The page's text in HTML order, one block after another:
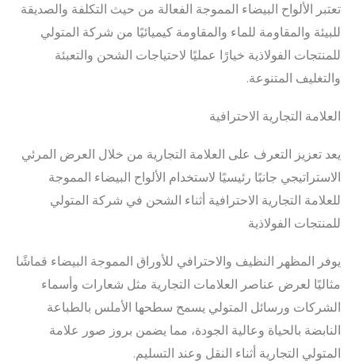
تعتبر الألواح البيضاء المموجة الفعالة من حيث التكلفة والصديقة
للبيئة والمقاومة للماء والمقاومة كيميائيًا من شركة المتولي
للمنتجات الفولاذية خيارًا عمليًا لاحتياجات الشحن والتعبئة
والتغليف المتنوعة.
العلامة التجارية الاحترافية
يعد تعزيز التعرف على العلامة التجارية من خلال العرض المرئي
الاستراتيجي جانبًا رئيسيًا لاستخدام الألواح البيضاء المموجة
للعلامة التجارية الاحترافية أثناء الشحن في شركة المتولي
للمنتجات الفولاذية
يوفر المظهر النظيف والاحترافي للأوراق المموجة البيضاء قماشًا
مثاليًا لعرض عناصر العلامات التجارية مثل شعارات وأسماء
الشركات ورسائل المتولي يسمح سطحها الأملس بالطباعة
النابضة بالحياة وعالية الجودة، مما يضمن بروز صور علامة
المتولي التجارية أثناء النقل وعند التسليم.